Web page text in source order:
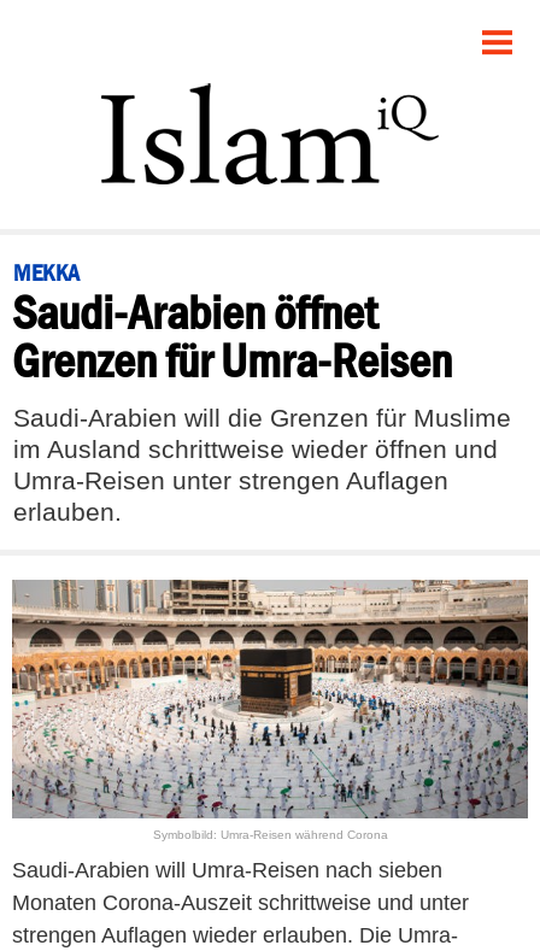
POLITIK
PANORAMA
RECHT
FEUILLETON
DEBATTE
MEKKA
Saudi-Arabien öffnet
Grenzen für Umra-Reisen
Saudi-Arabien will die Grenzen für Muslime
im Ausland schrittweise wieder öffnen und
Umra-Reisen unter strengen Auflagen
erlauben.
Symbolbild: Umra-Reisen während Corona
Saudi-Arabien will Umra-Reisen nach sieben
Monaten Corona-Auszeit schrittweise und unter
strengen Auflagen wieder erlauben. Die Umra-